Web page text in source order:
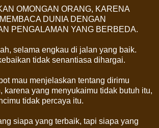
OMONGAN ORANG, KARENA
DUNIA DENGAN
PENGALAMAN YANG BERBEDA.
selama engkau di jalan yang baik.
tidak senantiasa dihargai.
mau menjelaskan tentang dirimu
karena yang menyukaimu tidak butuh itu,
tidak percaya itu.
siapa yang terbaik, tapi siapa yang